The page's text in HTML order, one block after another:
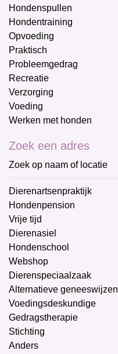
Hondenspullen
Hondentraining
Opvoeding
Praktisch
Probleemgedrag
Recreatie
Verzorging
Voeding
Werken met honden
Zoek een adres
Zoek op naam of locatie
Dierenartsenpraktijk
Hondenpension
Vrije tijd
Dierenasiel
Hondenschool
Webshop
Dierenspeciaalzaak
Alternatieve geneeswijzen
Voedingsdeskundige
Gedragstherapie
Stichting
Anders